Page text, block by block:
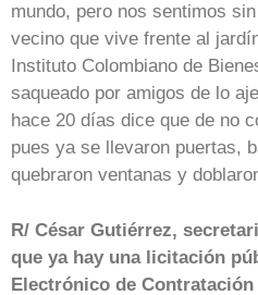
mundo, pero nos sentimos
vecino que vive frente al
Instituto Colombiano de
saqueado por amigos de lo
hace 20 días dice que de no
pues ya se llevaron puertas,
quebraron ventanas y
R/ César Gutiérrez,
que ya hay una licitación
Electrónico de